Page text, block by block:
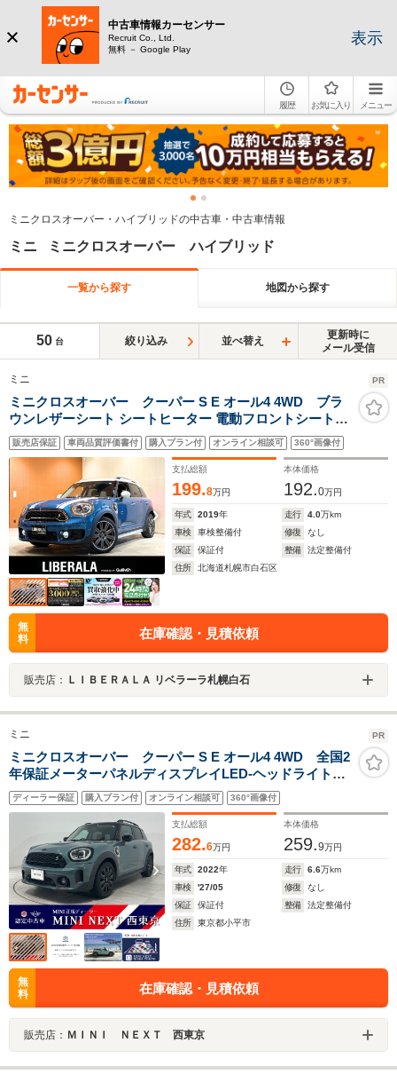
中古車情報カーセンサー
Recruit Co., Ltd.
無料 － Google Play
表示
履歴 お気に入り メニュー
ミニクロスオーバー・ハイブリッドの中古車・中古車情報
ミニ ミニクロスオーバー ハイブリッド
一覧から探す 地図から探す
50 台 絞り込み 並べ替え
更新時に
メール受信
ミニ PR
ミニクロスオーバー クーパー S E オール4 4WD ブラ
ウンレザーシート シートヒーター 電動フロントシート
OP19アロイホイール 純正HDDナビ USB/Bt バックカメ
ラ PDC パーキングアシスト ACC 衝突警告 LEDヘッドラ
イト パワーテールゲート 禁煙車
販売店保証 車両品質評価書付 購入プラン付 オンライン相談可 360°画像付
支払総額
199.8万円
本体価格
192.0万円
年式 2019年 走行 4.0万km
車検
車検整備付 修復
なし
保証
保証付 整備
法定整備付
住所
北海道札幌市白石区
無
料
在庫確認・見積依頼
販売店： ＬＩＢＥＲＡＬＡ リベラーラ札幌白石
ミニ PR
ミニクロスオーバー クーパー S E オール4 4WD 全国2
年保証メーターパネルディスプレイLED-ヘッドライトア
ダプティブクルーズコントロールFシートヒーターRセン
ター アームレストETCルームミラーR ビューカメラ
ディーラー保証 購入プラン付 オンライン相談可 360°画像付
支払総額
282.6万円
本体価格
259.9万円
年式 2022年 走行 6.6万km
車検
'27/05 修復
なし
保証
保証付 整備
法定整備付
住所
東京都小平市
無
料
在庫確認・見積依頼
販売店： ＭＩＮＩ ＮＥＸＴ 西東京